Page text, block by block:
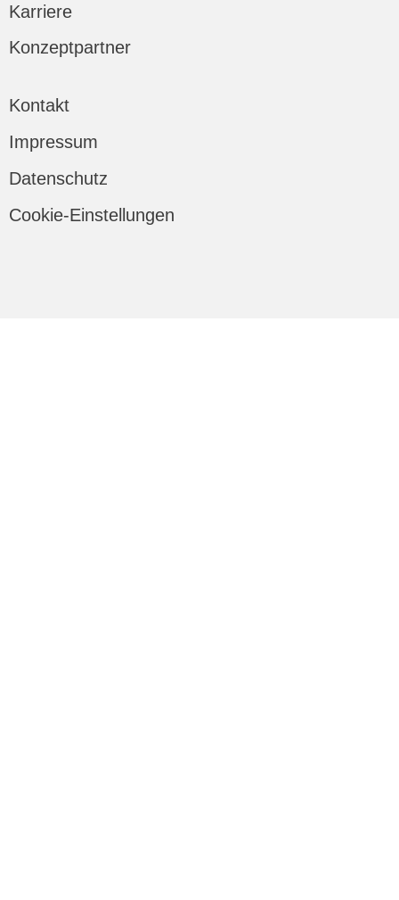
Karriere
Konzeptpartner
Kontakt
Impressum
Datenschutz
Cookie-Einstellungen